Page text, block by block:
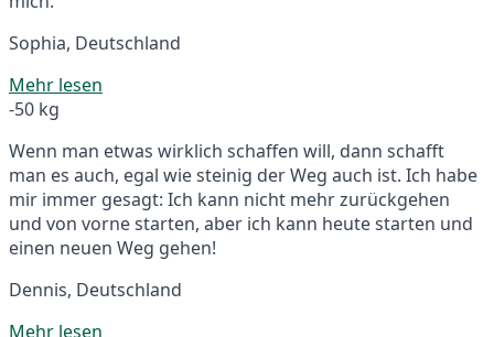
Sophia, Deutschland
Mehr lesen
-50 kg
Wenn man etwas wirklich schaffen will, dann schafft
man es auch, egal wie steinig der Weg auch ist. Ich habe
mir immer gesagt: Ich kann nicht mehr zurückgehen
und von vorne starten, aber ich kann heute starten und
einen neuen Weg gehen!
Dennis, Deutschland
Mehr lesen